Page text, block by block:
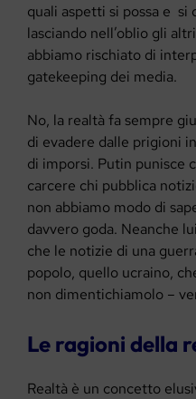
quali aspetti si possa e si
lasciando nell’oblio gli
abbiamo rischiato di
gatekeeping dei media.
No, la realtà fa sempre
di evadere dalle prigioni
di imporsi. Putin punisce
carcere chi pubblica
non abbiamo modo di
davvero goda. Neanche
che le notizie di una
popolo, quello ucraino,
non dimentichiamolo –
Le ragioni della
Realtà è un concetto